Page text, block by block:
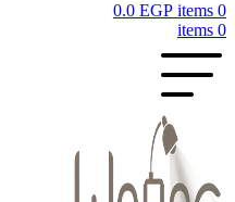
0
items
0.0 EGP
0
items